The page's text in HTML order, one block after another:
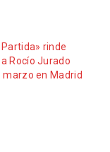
rinde
Rocío Jurado
marzo en Madrid